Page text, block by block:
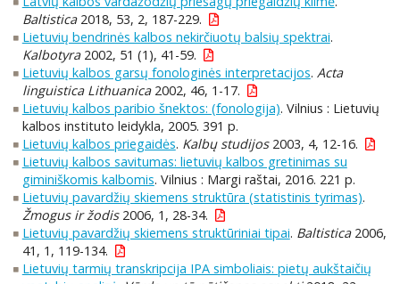
Baltistica2018, 53, 2, 187-229.
Lietuvių bendrinės kalbos nekirčiuotų balsių spektrai.
Kalbotyra2002, 51 (1), 41-59.
Lietuvių kalbos garsų fonologinės interpretacijos. Acta
linguistica Lithuanica2002, 46, 1-17.
Lietuvių kalbos paribio šnektos: (fonologija). Vilnius : Lietuvių
kalbos instituto leidykla, 2005. 391 p.
Lietuvių kalbos priegaidės. Kalbų studijos2003, 4, 12-16.
Lietuvių kalbos savitumas: lietuvių kalbos gretinimas su
giminiškomis kalbomis. Vilnius : Margi raštai, 2016. 221 p.
Lietuvių pavardžių skiemens struktūra (statistinis tyrimas).
Žmogus ir žodis2006, 1, 28-34.
Lietuvių pavardžių skiemens struktūriniai tipai. Baltistica2006,
41, 1, 119-134.
Lietuvių tarmių transkripcija IPA simboliais: pietų aukštaičių